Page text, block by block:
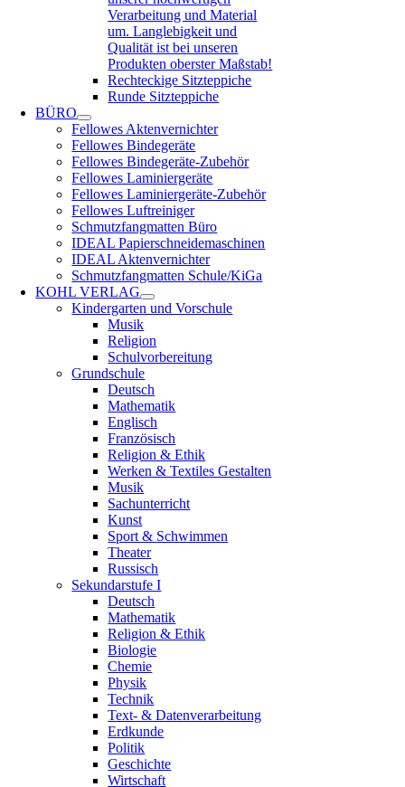
Verarbeitung und Material
um. Langlebigkeit und
Qualität ist bei unseren
Produkten oberster Maßstab!
Rechteckige Sitzteppiche
Runde Sitzteppiche
BÜRO
Fellowes Aktenvernichter
Fellowes Bindegeräte
Fellowes Bindegeräte-Zubehör
Fellowes Laminiergeräte
Fellowes Laminiergeräte-Zubehör
Fellowes Luftreiniger
Schmutzfangmatten Büro
IDEAL Papierschneidemaschinen
IDEAL Aktenvernichter
Schmutzfangmatten Schule/KiGa
KOHL VERLAG
Kindergarten und Vorschule
Musik
Religion
Schulvorbereitung
Grundschule
Deutsch
Mathematik
Englisch
Französisch
Religion & Ethik
Werken & Textiles Gestalten
Musik
Sachunterricht
Kunst
Sport & Schwimmen
Theater
Russisch
Sekundarstufe I
Deutsch
Mathematik
Religion & Ethik
Biologie
Chemie
Physik
Technik
Text- & Datenverarbeitung
Erdkunde
Politik
Geschichte
Wirtschaft